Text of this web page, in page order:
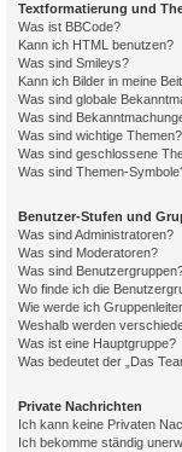
Textformatierung und
Was ist BBCode?
Kann ich HTML benutzen?
Was sind Smileys?
Kann ich Bilder in meine
Was sind globale
Was sind
Was sind wichtige Themen?
Was sind geschlossene
Was sind Themen-
Benutzer-Stufen und
Was sind Administratoren?
Was sind Moderatoren?
Was sind
Wo finde ich die
Wie werde ich
Weshalb werden
Was ist eine Hauptgruppe?
Was bedeutet der „Das
Private Nachrichten
Ich kann keine Privaten
Ich bekomme ständig